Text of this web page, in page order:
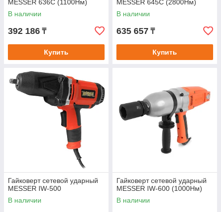
MESSER 636C (1100Нм)
В наличии
392 186 ₸
Купить
MESSER 645C (2800Нм)
В наличии
635 657 ₸
Купить
Гайковерт сетевой ударный
MESSER IW-500
В наличии
Гайковерт сетевой ударный
MESSER IW-600 (1000Нм)
В наличии